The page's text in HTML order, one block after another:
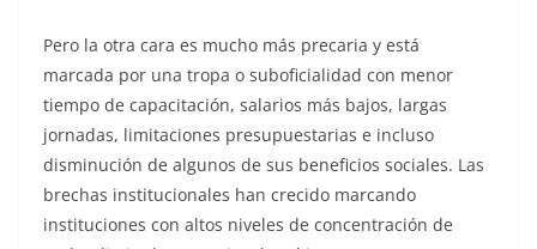
Pero la otra cara es mucho más precaria y está
marcada por una tropa o suboficialidad con menor
tiempo de capacitación, salarios más bajos, largas
jornadas, limitaciones presupuestarias e incluso
disminución de algunos de sus beneficios sociales. Las
brechas institucionales han crecido marcando
instituciones con altos niveles de concentración de